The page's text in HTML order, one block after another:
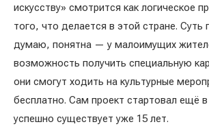
искусству» смотрится как логическое
того, что делается в этой стране. Суть
думаю, понятна — у малоимущих
возможность получить специальную
они смогут ходить на культурные
бесплатно. Сам проект стартовал ещё в
успешно существует уже 15 лет.